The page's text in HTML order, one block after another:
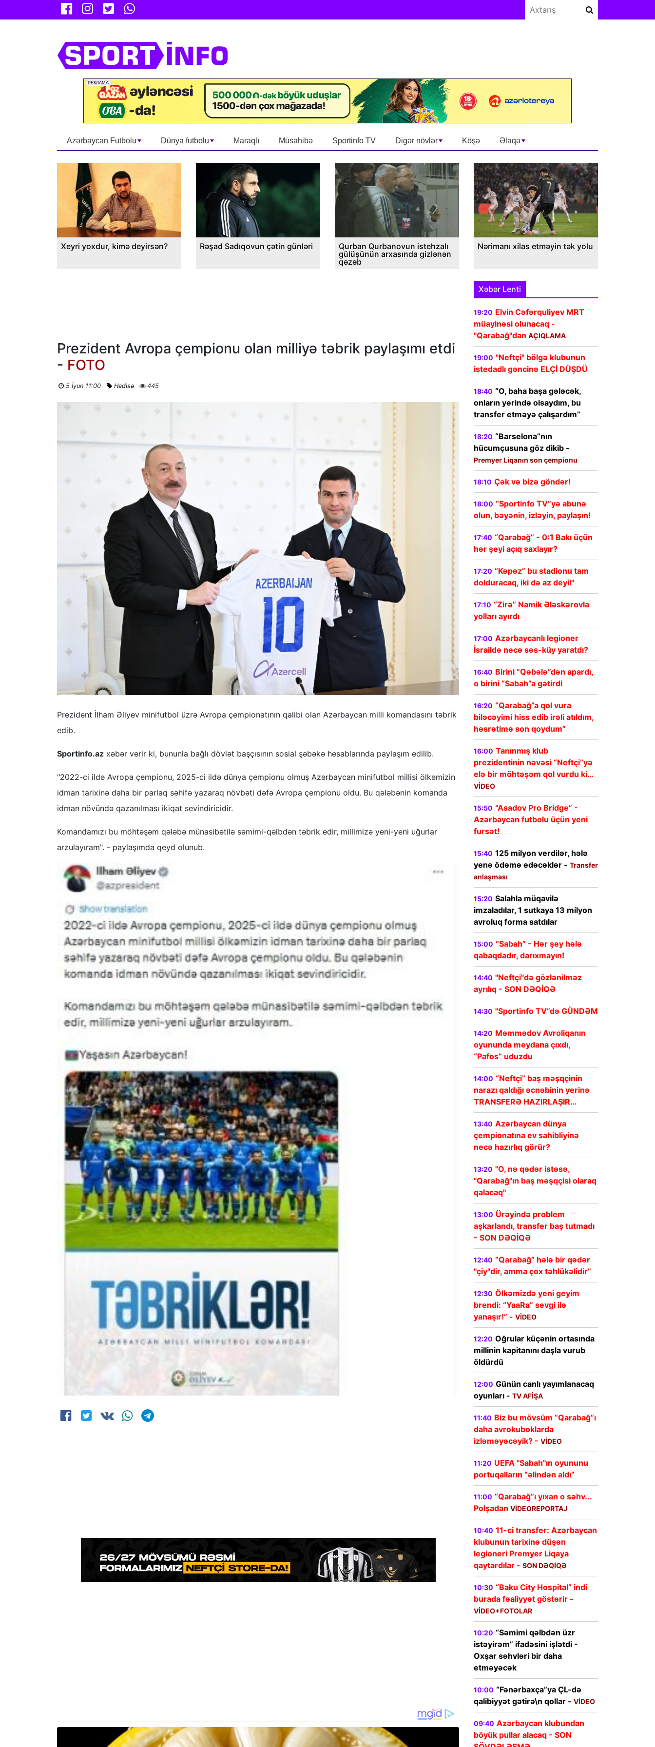
Azərbaycan Futbolu Dünya futbolu Maraqlı Müsahibə Sportinfo TV Digər növlər Köşə Əlaqə
Xeyri yoxdur, kimə deyirsən? Rəşad Sadıqovun çətin günləri
Qurban Qurbanovun istehzalı
gülüşünün arxasında gizlənən
qəzəb
Nərimanı xilas etməyin tək yolu
Prezident Avropa çempionu olan milliyə təbrik paylaşımı etdi
- FOTO
5 İyun 11:00 Hadisə 445
Prezident İlham Əliyev minifutbol üzrə Avropa çempionatının qalibi olan Azərbaycan milli komandasını təbrik
edib.
Sportinfo.az xəbər verir ki, bununla bağlı dövlət başçısının sosial şəbəkə hesablarında paylaşım edilib.
"2022-ci ildə Avropa çempionu, 2025-ci ildə dünya çempionu olmuş Azərbaycan minifutbol millisi ölkəmizin
idman tarixinə daha bir parlaq səhifə yazaraq növbəti dəfə Avropa çempionu oldu. Bu qələbənin komanda
idman növündə qazanılması ikiqat sevindiricidir.
Komandamızı bu möhtəşəm qələbə münasibətilə səmimi-qəlbdən təbrik edir, millimizə yeni-yeni uğurlar
arzulayıram". - paylaşımda qeyd olunub.
Xəbər Lenti
19:20 Elvin Cəfərquliyev MRT
müayinəsi olunacaq -
"Qarabağ"dan AÇIQLAMA
19:00 "Neftçi" bölgə klubunun
istedadlı gəncinə ELÇİ DÜŞDÜ
18:40 “O, baha başa gələcək,
onların yerində olsaydım, bu
transfer etməyə çalışardım”
18:20 “Barselona”nın
hücumçusuna göz dikib -
Premyer Liqanın son çempionu
18:10 Çək və bizə göndər!
18:00 “Sportinfo TV”yə abunə
olun, bəyənin, izləyin, paylaşın!
17:40 “Qarabağ” - 0:1 Bakı üçün
hər şeyi açıq saxlayır?
17:20 “Kəpəz” bu stadionu tam
dolduracaq, iki də az deyil"
17:10 “Zirə” Namik Ələskərovla
yolları ayırdı
17:00 Azərbaycanlı legioner
İsraildə necə səs-küy yaratdı?
16:40 Birini “Qəbələ”dən apardı,
o birini “Sabah”a gətirdi
16:20 “Qarabağ”a qol vura
biləcəyimi hiss edib irəli atıldım,
həsrətimə son qoydum”
16:00 Tanınmış klub
prezidentinin nəvəsi “Neftçi”yə
elə bir möhtəşəm qol vurdu ki…
VİDEO
15:50 “Asadov Pro Bridge” -
Azərbaycan futbolu üçün yeni
fursət!
15:40 125 milyon verdilər, hələ
yenə ödəmə edəcəklər - Transfer
anlaşması
15:20 Salahla müqavilə
imzaladılar, 1 sutkaya 13 milyon
avroluq forma satdılar
15:00 “Sabah” - Hər şey hələ
qabaqdadır, darıxmayın!
14:40 "Neftçi"də gözlənilməz
ayrılıq - SON DƏQİQƏ
14:30 "Sportinfo TV”də GÜNDƏM
14:20 Məmmədov Avroliqanın
oyununda meydana çıxdı,
“Pafos” uduzdu
14:00 “Neftçi” baş məşqçinin
narazı qaldığı əcnəbinin yerinə
TRANSFERƏ HAZIRLAŞIR…
13:40 Azərbaycan dünya
çempionatına ev sahibliyinə
necə hazırlıq görür?
13:20 "O, nə qədər istəsə,
"Qarabağ"ın baş məşqçisi olaraq
qalacaq"
13:00 Ürəyində problem
aşkarlandı, transfer baş tutmadı
- SON DƏQİQƏ
12:40 “Qarabağ” hələ bir qədər
"çiy"dir, amma çox təhlükəlidir”
12:30 Ölkəmizdə yeni geyim
brendi: “YaaRa” sevgi ilə
yanaşır!” - VİDEO
12:20 Oğrular küçənin ortasında
millinin kapitanını daşla vurub
öldürdü
12:00 Günün canlı yayımlanacaq
oyunları - TV AFİŞA
11:40 Biz bu mövsüm “Qarabağ”ı
daha avrokuboklarda
izləməyəcəyik? - VİDEO
11:20 UEFA "Sabah"ın oyununu
portuqalların “əlindən aldı”
11:00 “Qarabağ”ı yıxan o səhv...
Polşadan VİDEOREPORTAJ
10:40 11-ci transfer: Azərbaycan
klubunun tarixinə düşən
legioneri Premyer Liqaya
qaytardılar - SON DƏQİQƏ
10:30 “Baku City Hospital” indi
burada fəaliyyət göstərir -
VİDEO+FOTOLAR
10:20 “Səmimi qəlbdən üzr
istəyirəm” ifadəsini işlətdi -
Oxşar səhvləri bir daha
etməyəcək
10:00 “Fənərbaxça”ya ÇL-də
qalibiyyət gətirə\n qollar - VİDEO
09:40 Azərbaycan klubundan
böyük pullar alacaq - SON